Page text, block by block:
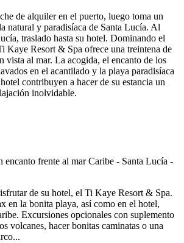
de alquiler en el puerto, luego toma un
natural y paradisíaca de Santa Lucía. Al
traslado hasta su hotel. Dominando el
Kaye Resort & Spa ofrece una treintena de
vista al mar. La acogida, el encanto de los
en el acantilado y la playa paradisíaca
contribuyen a hacer de su estancia un
inolvidable.
de su hotel, el Ti Kaye Resort & Spa.
en la bonita playa, así como en el hotel,
Excursiones opcionales con suplemento
volcanes, hacer bonitas caminatas o una